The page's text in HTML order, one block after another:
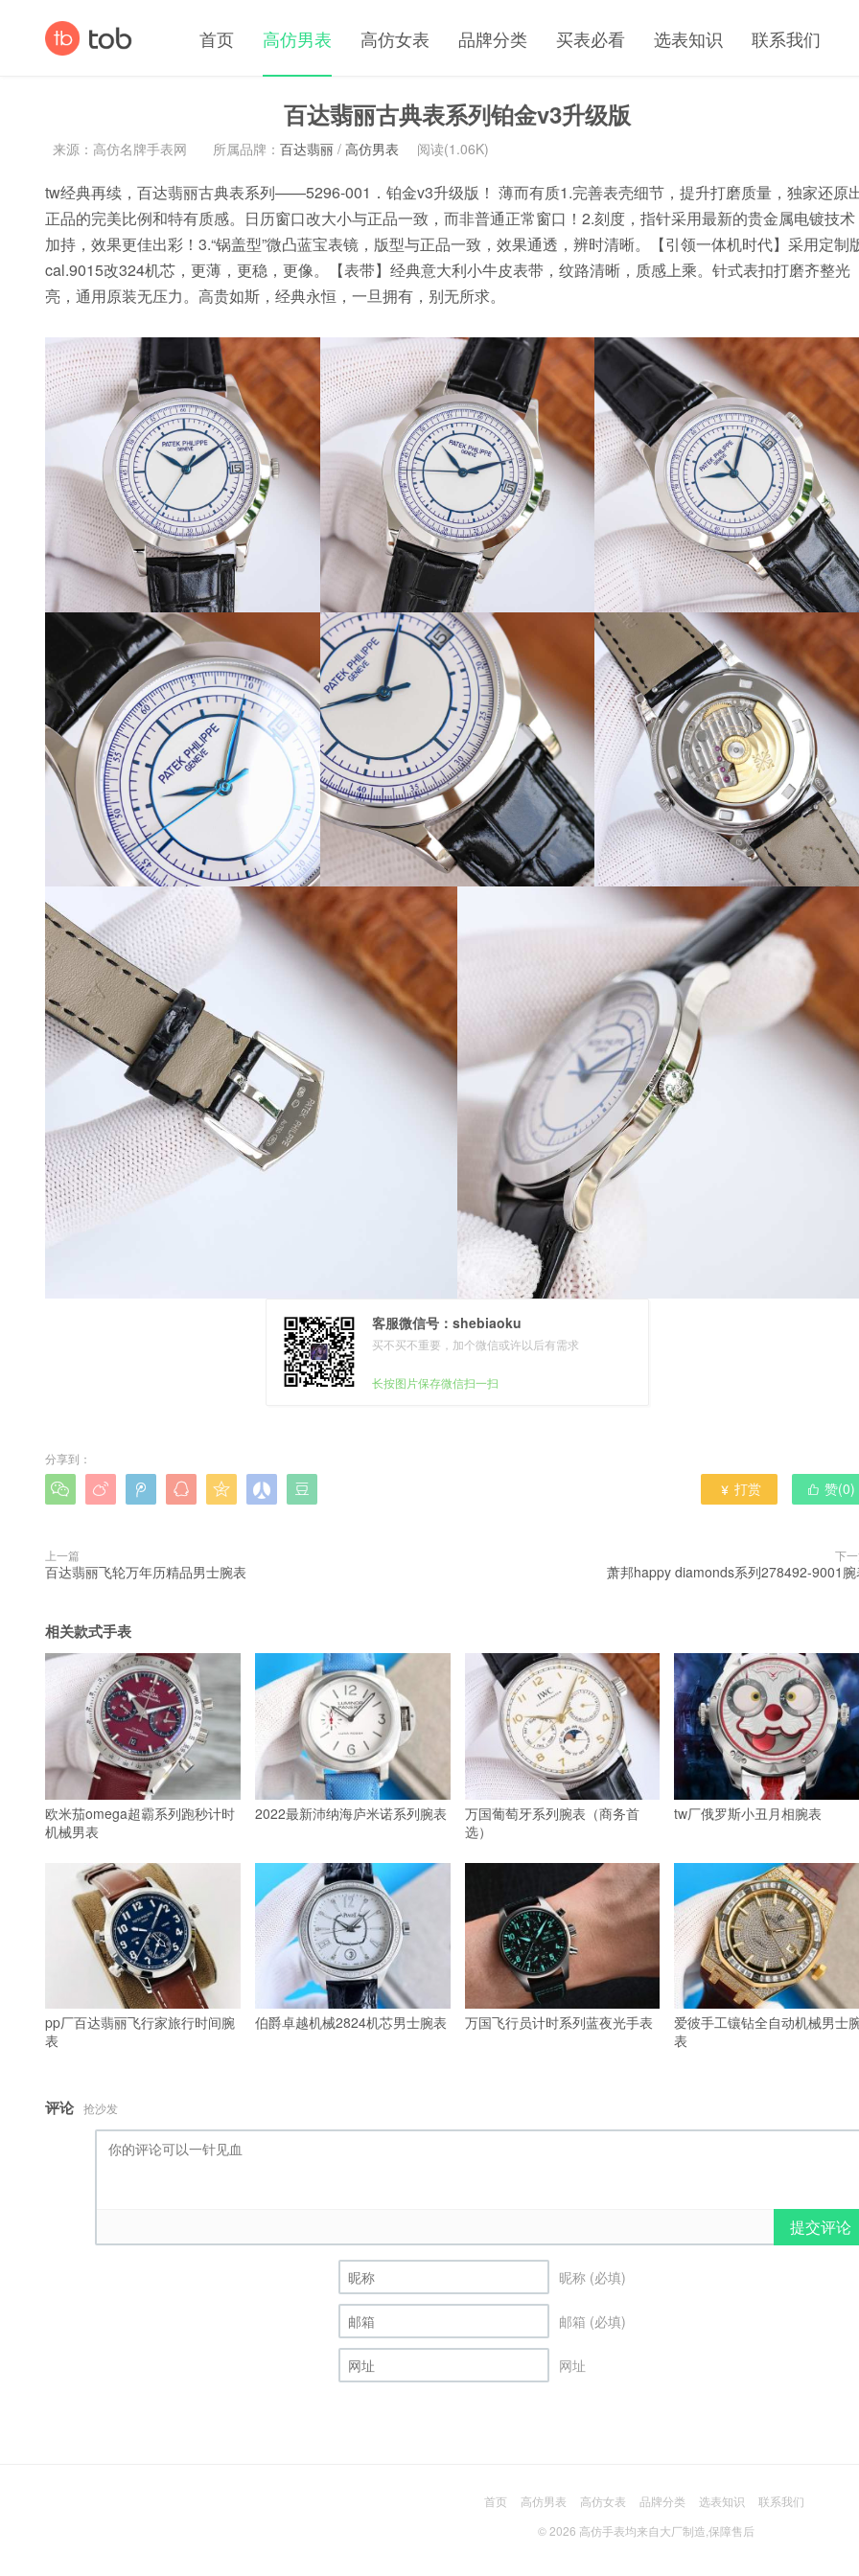
首页 高仿男表 高仿女表 品牌分类 买表必看 选表知识 联系我们
百达翡丽古典表系列铂金v3升级版
来源：高仿名牌手表网 所属品牌： 百达翡丽 / 高仿男表 阅读(1.06K)
tw经典再续，百达翡丽古典表系列——5296-001．铂金v3升级版！ 薄而有质1.完善表壳细节，提升打磨质量，独家还原
正品的完美比例和特有质感。日历窗口改大小与正品一致，而非普通正常窗口！2.刻度，指针采用最新的贵金属电镀技术
加持，效果更佳出彩！3.“锅盖型”微凸蓝宝表镜，版型与正品一致，效果通透，辨时清晰。【引领一体机时代】采用定制
cal.9015改324机芯，更薄，更稳，更像。【表带】经典意大利小牛皮表带，纹路清晰，质感上乘。针式表扣打磨齐整光
亮，通用原装无压力。高贵如斯，经典永恒，一旦拥有，别无所求。
客服微信号：shebiaoku
买不买不重要，加个微信或许以后有需求
长按图片保存微信扫一扫
分享到：
        赞(0)
 打赏
上一篇
百达翡丽飞轮万年历精品男士腕表
下
萧邦happy diamonds系列278492-9001
相关款式手表
欧米茄omega超霸系列跑秒计时
机械男表
2022最新沛纳海庐米诺系列腕表
万国葡萄牙系列腕表（商务首
选）
tw厂俄罗斯小丑月相腕表
pp厂百达翡丽飞行家旅行时间腕
表
伯爵卓越机械2824机芯男士腕表 万国飞行员计时系列蓝夜光手表
爱彼手工镶钻全自动机械男士
表
评论 抢沙发
提交评论
昵称 (必填)
邮箱 (必填)
网址
首页 高仿男表 高仿女表 品牌分类 选表知识
联系我们
© 2026 高仿手表均来自大厂制造,保障售后